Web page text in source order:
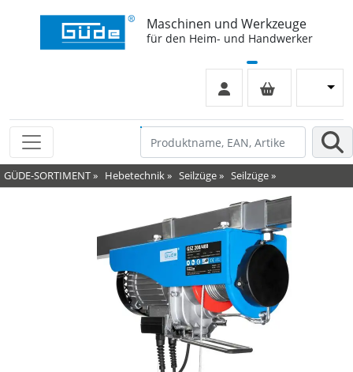
Maschinen und Werkzeuge
für den Heim- und Handwerker
GÜDE-SORTIMENT» Hebetechnik» Seilzüge» Seilzüge»